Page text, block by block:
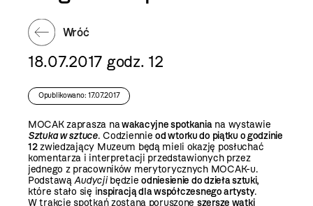
Wróć
18.07.2017 godz. 12
Opublikowano: 17.07.2017
MOCAK zaprasza nawakacyjne spotkaniana wystawie
Sztuka w sztuce. Codziennieod wtorku do piątku o godzinie
12zwiedzający Muzeum będą mieli okazję posłuchać
komentarza i interpretacji przedstawionych przez
jednego z pracowników merytorycznych MOCAK-u.
PodstawąAudycjibędzieodniesienie do dzieła sztuki,
które stało się inspiracją dla współczesnego artysty.
W trakcie spotkań zostaną poruszone szersze wątki